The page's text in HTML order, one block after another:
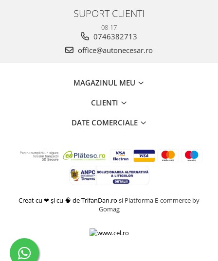
SUPORT CLIENTI
08-17
0746382713
office@autonecesar.ro
MAGAZINUL MEU
CLIENTI
DATE COMERCIALE
Creat cu ❤ și cu 🧠 de TrifanDan.ro si Platforma E-commerce by
Gomag